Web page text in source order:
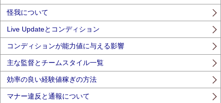
怪我について
Live Updateとコンディション
コンディションが能力値に与える影響
主な監督とチームスタイル一覧
効率の良い経験値稼ぎの方法
マナー違反と通報について